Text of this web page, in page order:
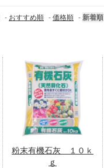
- おすすめ順 -価格順 -新着順
粉末有機石灰 １０ｋ
ｇ